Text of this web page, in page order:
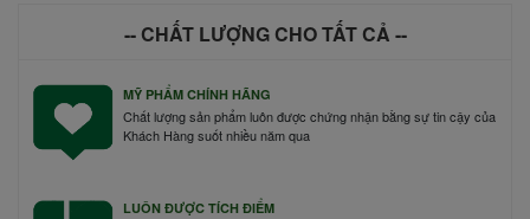
-- CHẤT LƯỢNG CHO TẤT CẢ --
MỸ PHẨM CHÍNH HÃNG
Chất lượng sản phẩm luôn được chứng nhận bằng sự tin cậy của
Khách Hàng suốt nhiều năm qua
LUÔN ĐƯỢC TÍCH ĐIỂM